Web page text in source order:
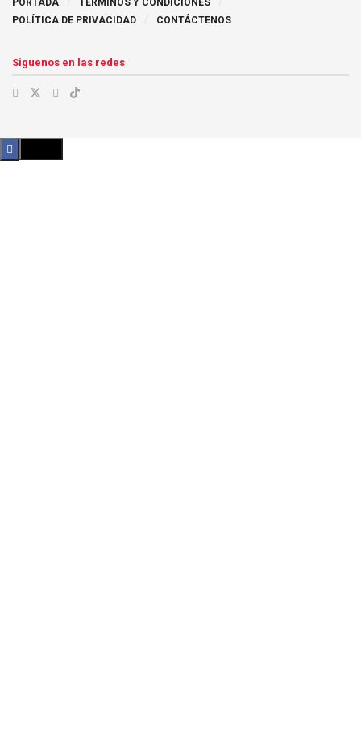
PORTADA
TÉRMINOS Y CONDICIONES
POLÍTICA DE PRIVACIDAD
CONTÁCTENOS
Siguenos en las redes